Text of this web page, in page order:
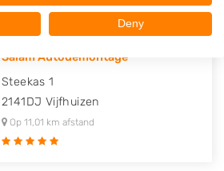
Salam Autodemontage
Steekas 1
2141DJ Vijfhuizen
Op 11,01 km afstand
Deny